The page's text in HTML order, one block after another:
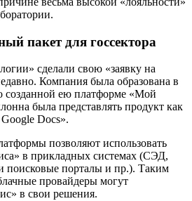
пакет для госсектора
сделали свою «заявку на
Компания была образована в
созданной ею платформе «Мой
была представлять продукт как
Docs».
позволяют использовать
в прикладных системах (СЭД,
поисковые порталы и пр.). Таким
провайдеры могут
в свои решения.